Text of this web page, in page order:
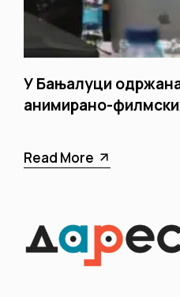
У Бањалуци
анимирано-
Read More